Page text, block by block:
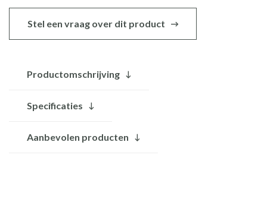
Stel een vraag over dit product
Productomschrijving
Specificaties
Aanbevolen producten